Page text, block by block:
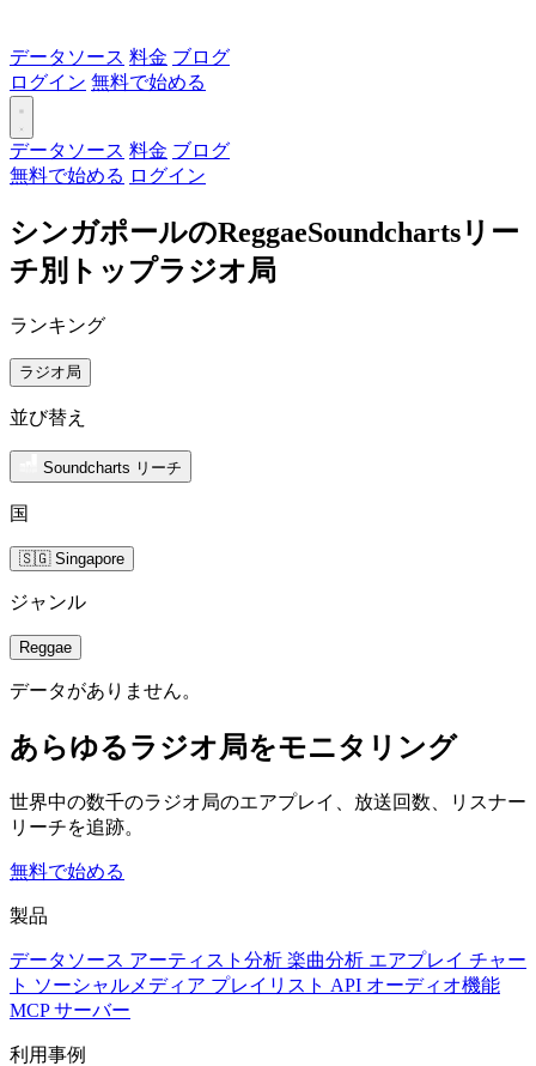
データソース 料金 ブログ
ログイン 無料で始める
データソース 料金 ブログ
無料で始める ログイン
シンガポールのReggaeSoundchartsリー
チ別トップラジオ局
ランキング
ラジオ局
並び替え
Soundcharts リーチ
国
🇸🇬 Singapore
ジャンル
Reggae
データがありません。
あらゆるラジオ局をモニタリング
世界中の数千のラジオ局のエアプレイ、放送回数、リスナー
リーチを追跡。
無料で始める
製品
データソース アーティスト分析 楽曲分析 エアプレイ チャー
ト ソーシャルメディア プレイリスト API オーディオ機能
MCP サーバー
利用事例